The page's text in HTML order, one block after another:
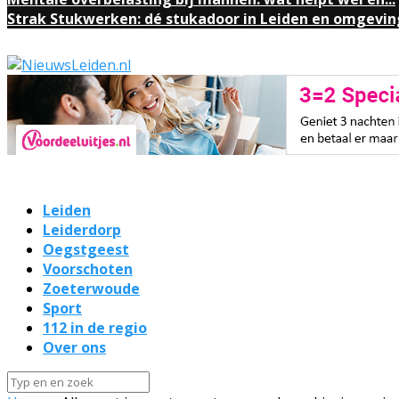
Strak Stukwerken: dé stukadoor in Leiden en
Leiden
Leiderdorp
Oegstgeest
Voorschoten
Zoeterwoude
Sport
112 in de regio
Over ons